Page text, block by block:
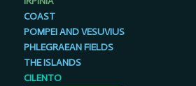
COAST
POMPEI AND VESUVIUS
PHLEGRAEAN FIELDS
THE ISLANDS
CILENTO